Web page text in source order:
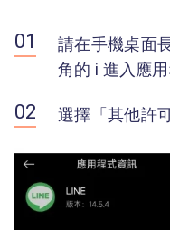
請在手機桌面
角的 i 進入應用
選擇「其他許